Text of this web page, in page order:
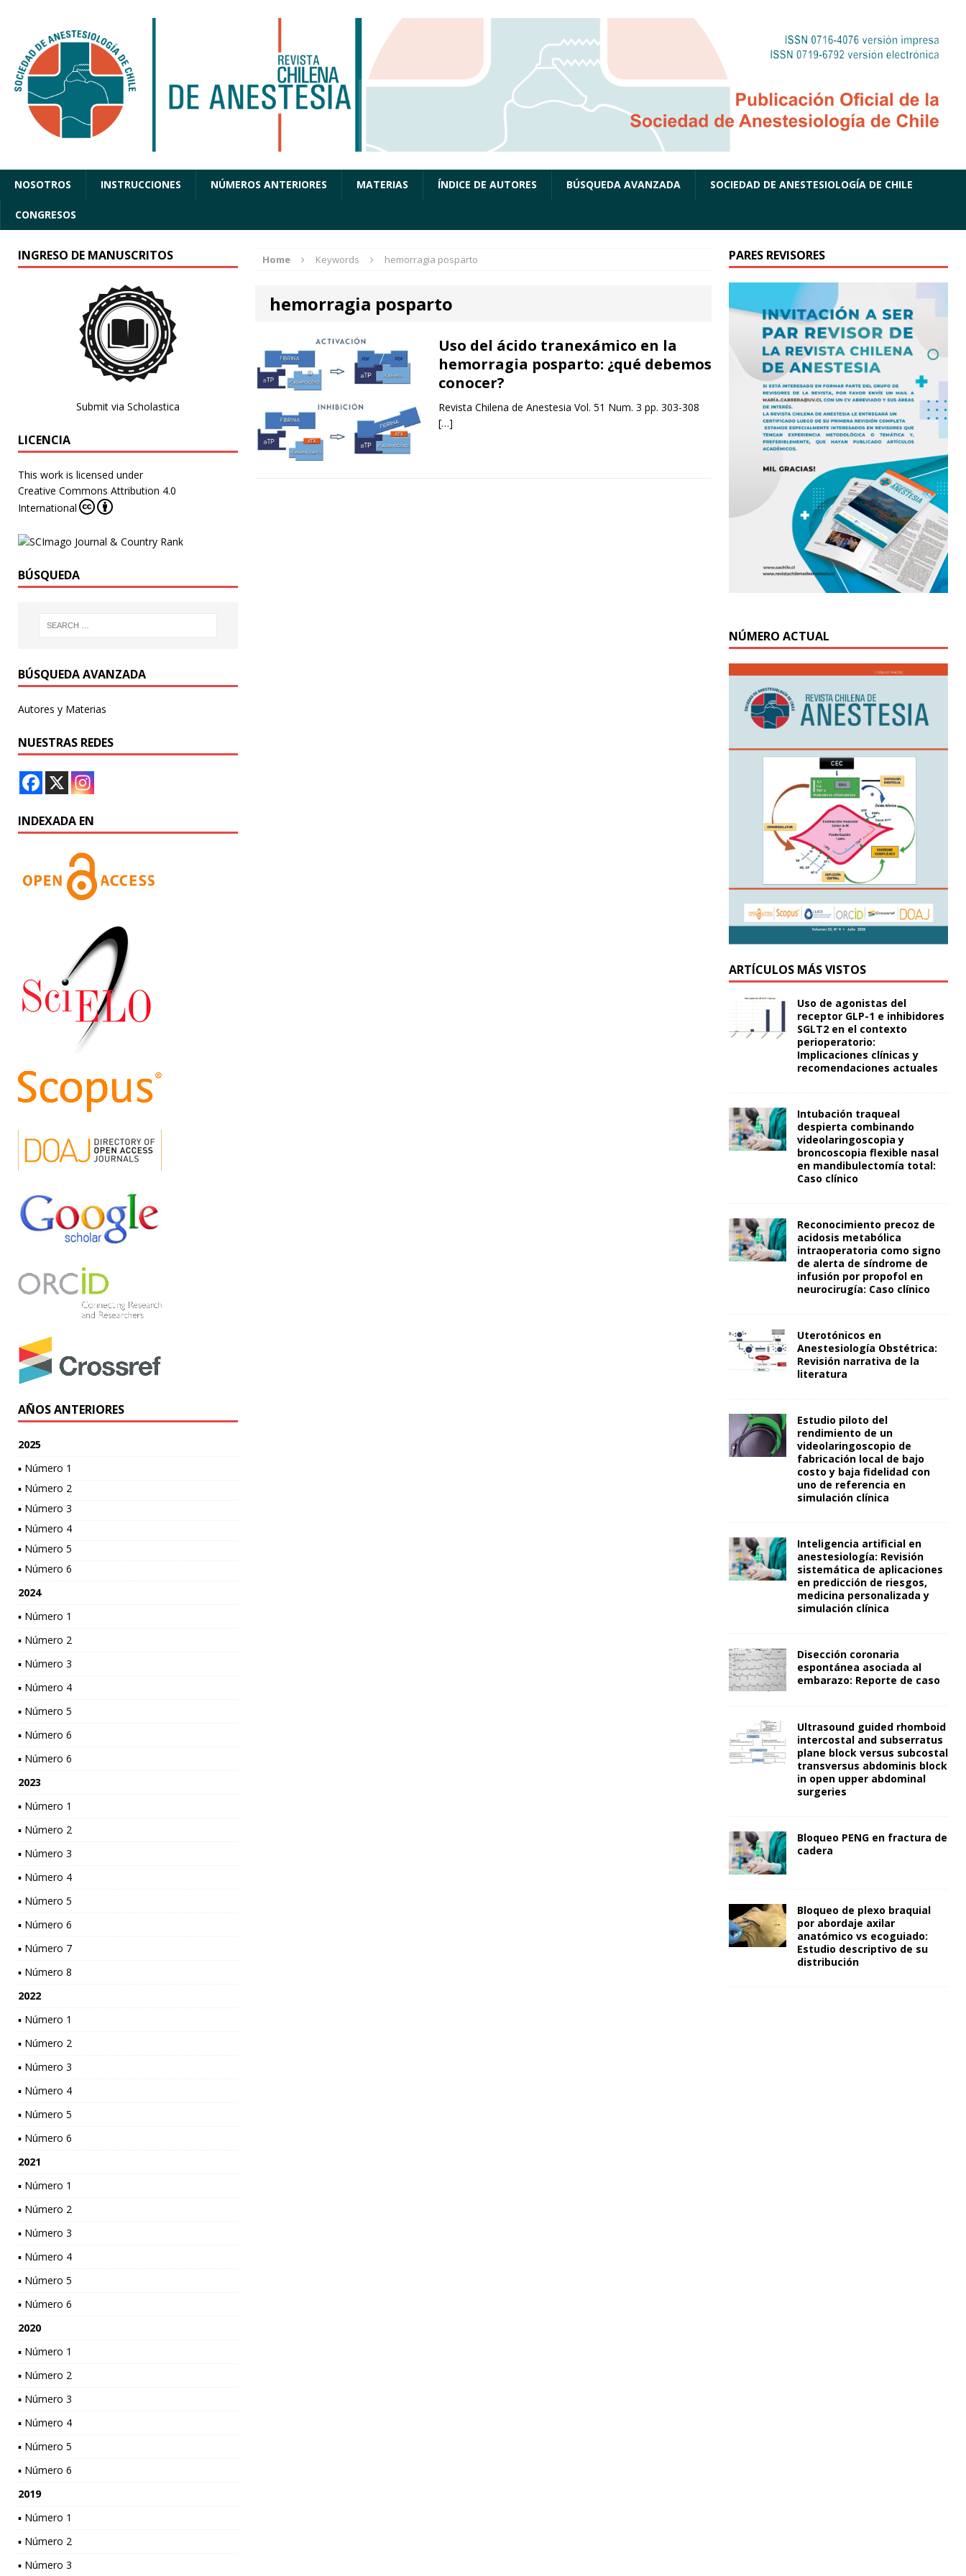
NOSOTROS INSTRUCCIONES NÚMEROS ANTERIORES MATERIAS ÍNDICE DE AUTORES BÚSQUEDA AVANZADA SOCIEDAD DE ANESTESIOLOGÍA DE CHILE
CONGRESOS
Home Keywords hemorragia posparto
hemorragia posparto
Uso del ácido tranexámico en la
hemorragia posparto: ¿qué debemos
conocer?
Revista Chilena de Anestesia Vol. 51 Num. 3 pp. 303-308
[…]
INGRESO DE MANUSCRITOS
Submit via Scholastica
LICENCIA
This work is licensed under
Creative Commons Attribution 4.0
International
BÚSQUEDA
BÚSQUEDA AVANZADA
Autores y Materias
NUESTRAS REDES
INDEXADA EN
AÑOS ANTERIORES
2025
▪ Número 1
▪ Número 2
▪ Número 3
▪ Número 4
▪ Número 5
▪ Número 6
2024
▪ Número 1
▪ Número 2
▪ Número 3
▪ Número 4
▪ Número 5
▪ Número 6
▪ Número 6
2023
▪ Número 1
▪ Número 2
▪ Número 3
▪ Número 4
▪ Número 5
▪ Número 6
▪ Número 7
▪ Número 8
2022
▪ Número 1
▪ Número 2
▪ Número 3
▪ Número 4
▪ Número 5
▪ Número 6
2021
▪ Número 1
▪ Número 2
▪ Número 3
▪ Número 4
▪ Número 5
▪ Número 6
2020
▪ Número 1
▪ Número 2
▪ Número 3
▪ Número 4
▪ Número 5
▪ Número 6
2019
▪ Número 1
▪ Número 2
▪ Número 3
PARES REVISORES
NÚMERO ACTUAL
ARTÍCULOS MÁS VISTOS
Uso de agonistas del
receptor GLP-1 e inhibidores
SGLT2 en el contexto
perioperatorio:
Implicaciones clínicas y
recomendaciones actuales
Intubación traqueal
despierta combinando
videolaringoscopia y
broncoscopia flexible nasal
en mandibulectomía total:
Caso clínico
Reconocimiento precoz de
acidosis metabólica
intraoperatoria como signo
de alerta de síndrome de
infusión por propofol en
neurocirugía: Caso clínico
Uterotónicos en
Anestesiología Obstétrica:
Revisión narrativa de la
literatura
Estudio piloto del
rendimiento de un
videolaringoscopio de
fabricación local de bajo
costo y baja fidelidad con
uno de referencia en
simulación clínica
Inteligencia artificial en
anestesiología: Revisión
sistemática de aplicaciones
en predicción de riesgos,
medicina personalizada y
simulación clínica
Disección coronaria
espontánea asociada al
embarazo: Reporte de caso
Ultrasound guided rhomboid
intercostal and subserratus
plane block versus subcostal
transversus abdominis block
in open upper abdominal
surgeries
Bloqueo PENG en fractura de
cadera
Bloqueo de plexo braquial
por abordaje axilar
anatómico vs ecoguiado:
Estudio descriptivo de su
distribución